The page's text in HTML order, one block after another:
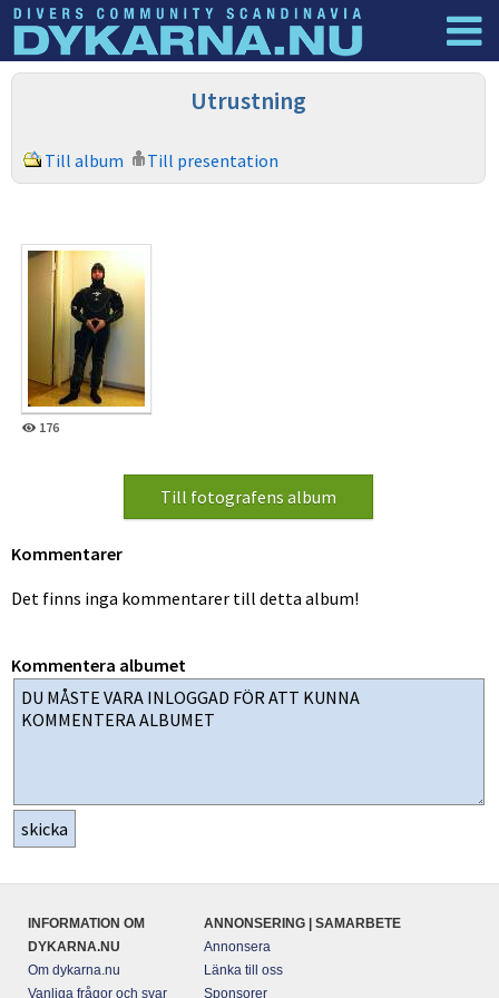
Dyknyheter Utrustning
Till album Till presentation
176
Kommentarer
Det finns inga kommentarer till detta album!
Kommentera albumet
INFORMATION OM
DYKARNA.NU
Om dykarna.nu
Vanliga frågor och svar
ANNONSERING | SAMARBETE
Annonsera
Länka till oss
Sponsorer